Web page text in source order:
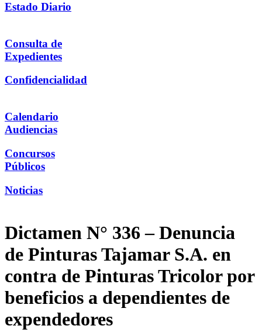
Estado Diario
Consulta de
Expedientes
Confidencialidad
Calendario
Audiencias
Concursos
Públicos
Noticias
Dictamen N° 336 – Denuncia
de Pinturas Tajamar S.A. en
contra de Pinturas Tricolor por
beneficios a dependientes de
expendedores